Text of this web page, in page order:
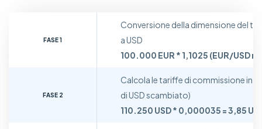
FASE 1
Conversione della dimensione del
a USD
100.000 EUR * 1,1025 (EUR/USD
FASE 2
Calcola le tariffe di commissione in
di USD scambiato)
110.250 USD * 0,000035 = 3,85